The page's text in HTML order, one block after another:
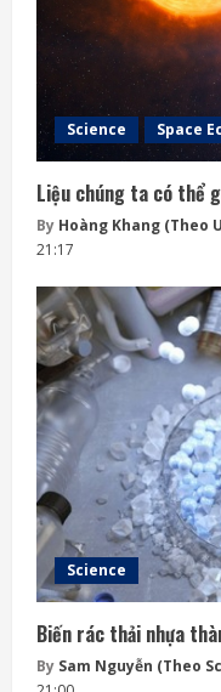
Science Space
Liệu chúng ta có thể
By Hoàng Khang (Theo
21:17
Science
Biến rác thải nhựa
By Sam Nguyễn (Theo